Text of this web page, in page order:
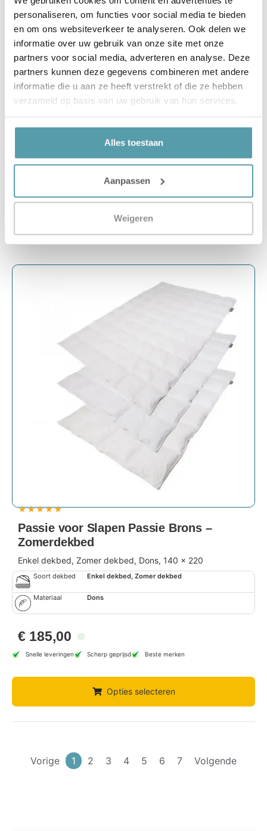
personaliseren, om functies voor social media te bieden
en om ons websiteverkeer te analyseren. Ook delen we
informatie over uw gebruik van onze site met onze
partners voor social media, adverteren en analyse. Deze
partners kunnen deze gegevens combineren met andere
informatie die u aan ze heeft verstrekt of die ze hebben
verzameld op basis van uw gebruik van hun services.
Alles toestaan
Aanpassen
Weigeren
★★★★★
Passie voor Slapen – Zomerdekbed
Katoen, 140 x 220
Soort dekbed Enkel dekbed, Zomer dekbed
Materiaal Katoen
€69,00
Scherp geprijsd
Opties selecteren
★★★★★
Passie voor Slapen Passie Brons –
Zomerdekbed
Enkel dekbed, Zomer dekbed, Dons, 140 x 220
Soort dekbed Enkel dekbed, Zomer dekbed
Materiaal Dons
€ 185,00
Snelle leveringen Scherp geprijsd Beste merken
Opties selecteren
Vorige 1 2 3 4 5 6 7 Volgende